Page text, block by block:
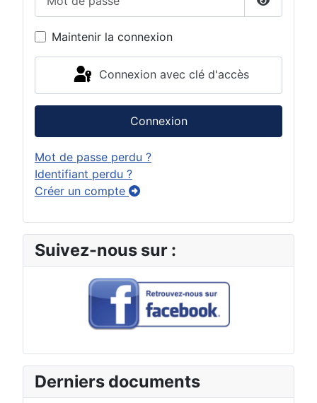
Afficher
Maintenir la connexion
Connexion avec clé d'accès
Connexion
Mot de passe perdu ?
Identifiant perdu ?
Créer un compte
Suivez-nous sur :
Derniers documents